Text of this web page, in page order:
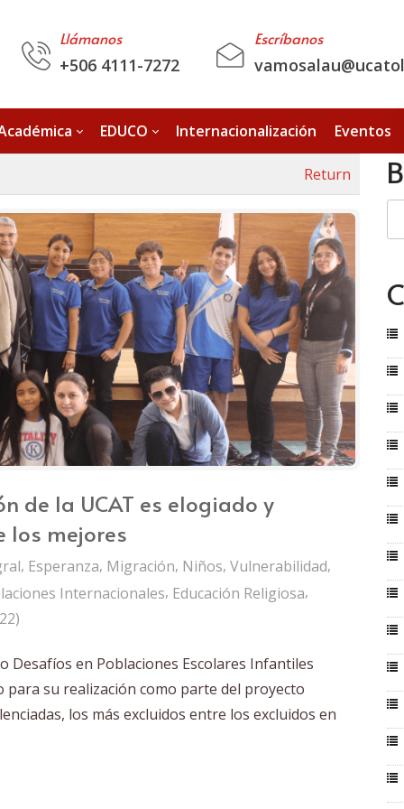
Llámanos
+506 4111-7272
Escríbanos
EDUCO Internacionalización Eventos
Return
de la UCAT es elogiado y
los mejores
, Esperanza, Migración, Niños, Vulnerabilidad,
Internacionales, Educación Religiosa,
Desafíos en Poblaciones Escolares Infantiles
su realización como parte del proyecto
los más excluidos entre los excluidos en